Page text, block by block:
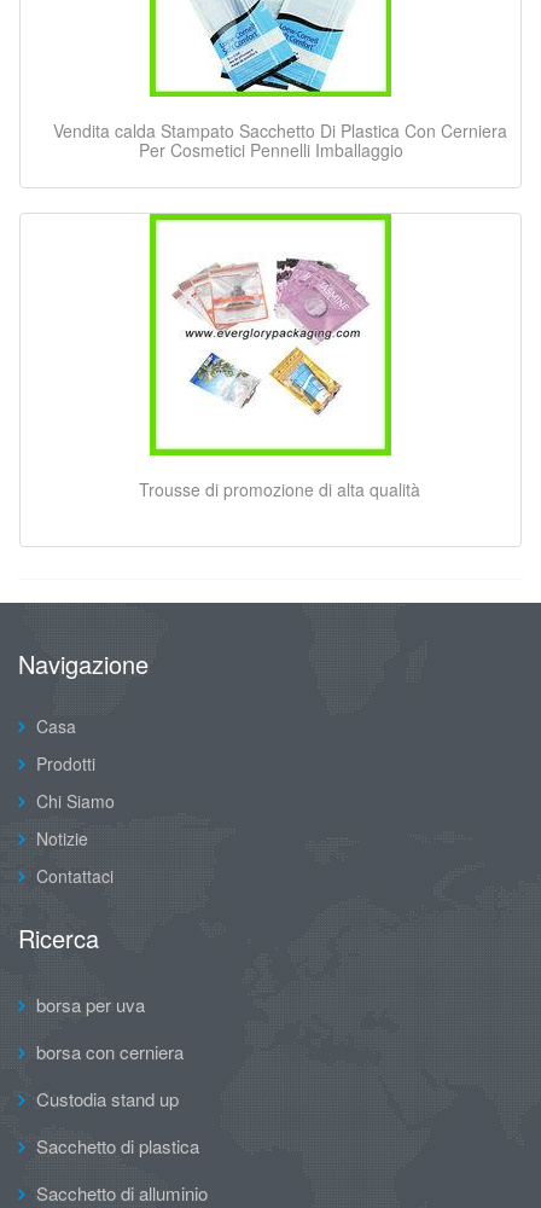
Vendita calda Stampato Sacchetto Di Plastica Con Cerniera
Per Cosmetici Pennelli Imballaggio
Trousse di promozione di alta qualità
Navigazione
Casa
Prodotti
Chi Siamo
Notizie
Contattaci
Ricerca
borsa per uva
borsa con cerniera
Custodia stand up
Sacchetto di plastica
Sacchetto di alluminio